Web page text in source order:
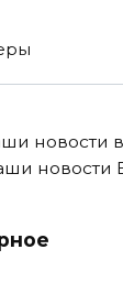
новости
новости